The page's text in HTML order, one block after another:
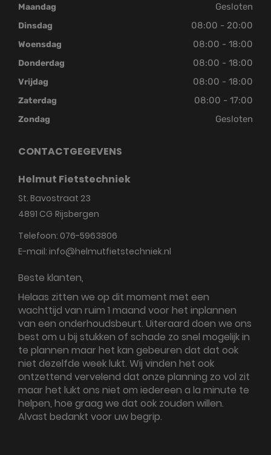
Maandag Gesloten
Dinsdag 08:00 - 20:00
Woensdag 08:00 - 18:00
Donderdag 08:00 - 18:00
Vrijdag 08:00 - 18:00
Zaterdag 08:00 - 17:00
Zondag Gesloten
CONTACTGEGEVENS
Helmut Fietstechniek
St. Bavostraat 23
4891 CG Rijsbergen
Telefoon: 076-5963806
E-mail: info@helmutfietstechniek.nl
Beste klanten,
Helaas zitten we op dit moment met een
wachttijd van ruim 1 maand voor het inplannen
van een onderhoudsbeurt. Uiteraard doen we ons
best om u bij stukken of schade zo snel mogelijk in
te plannen maar het kan gebeuren dat dat ook
niet dezelfde week lukt. Wij vinden het ook
ontzettend vervelend dat onze planning zo vol zit
maar het lukt ons niet om iedereen a la minute te
helpen, hoe graag we dat ook zouden willen.
Alvast bedankt voor uw begrip.